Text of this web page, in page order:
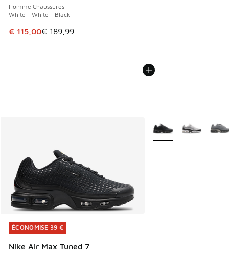
Homme Chaussures
White - White - Black
Cet article est en promotion. Prix en baisse de € 189,99 à
€ 115,00€ 189,99
ÉCONOMISE 39 €
Nike Air Max Tuned 7
ÉCONOMISE 39 €
Plus de couleurs